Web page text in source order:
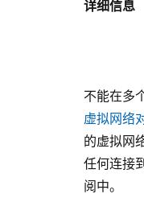
详细信息
不能在多
虚拟网络
的虚拟网
任何连接
阅中。